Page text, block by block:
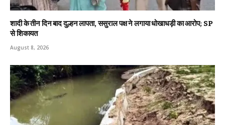
शादी के तीन दिन बाद दुल्हन लापता, ससुराल पक्ष ने लगाया धोखाधड़ी का आरोप; SP
से शिकायत
August 8, 2026